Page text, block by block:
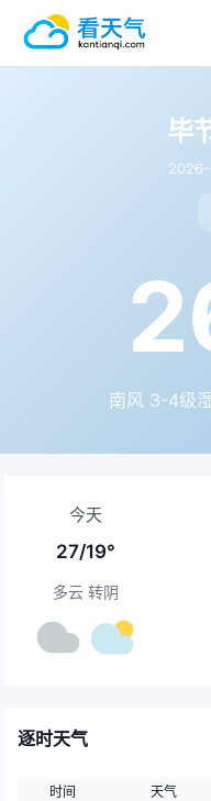
毕
南风 3-4级
今天
27/19°
多云 转阴
逐时天气
时间 天气